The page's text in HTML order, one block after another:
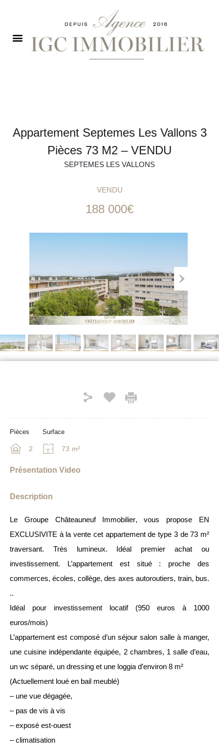
Appartement Septemes Les Vallons 3
Pièces 73 M2 – VENDU
SEPTEMES LES VALLONS
VENDU
188 000€
Pièces
2
Surface
73 m²
Présentation Video
Description
Le Groupe Châteauneuf Immobilier, vous propose EN
EXCLUSIVITE à la vente cet appartement de type 3 de 73 m²
traversant. Très lumineux. Idéal premier achat ou
investissement. L’appartement est situé : proche des
commerces, écoles, collège, des axes autoroutiers, train, bus.
..
Idéal pour investissement locatif (950 euros à 1000
euros/mois)
L’appartement est composé d’un séjour salon salle à manger,
une cuisine indépendante équipée, 2 chambres, 1 salle d’eau,
un wc séparé, un dressing et une loggia d’environ 8 m²
(Actuellement loué en bail meublé)
– une vue dégagée,
– pas de vis à vis
– exposé est-ouest
– climatisation